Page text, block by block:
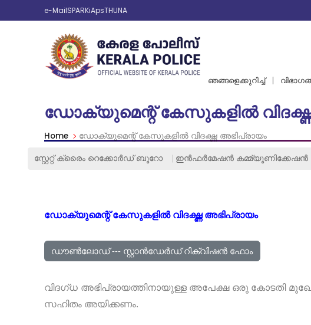
e-MailSPARKiApsTHUNA
ഞങ്ങളെക്കുറിച്ച്
ഡോക്യുമെന്റ് കേസുകളിൽ
Home
ഡോക്യുമെന്റ് കേസുകളിൽ വിദഗ്ദ്ധ അഭിപ്രായം
സ്റ്റേറ്റ് ക്രൈം റെക്കോര്‍ഡ്‌ ബൂറോ
ഇൻഫർമേഷൻ കമ്മ്യൂണിക്കേഷൻ
ഡോക്യുമെന്റ് കേസുകളിൽ വിദഗ്ദ്ധ അഭിപ്രായം
ഡൗൺലോഡ് --- സ്റ്റാൻഡേർഡ് റിക്വിഷൻ ഫോം
വിദഗ്ധ അഭിപ്രായത്തിനായുള്ള അപേക്ഷ ഒരു കോടതി
സഹിതം അയിക്കണം.